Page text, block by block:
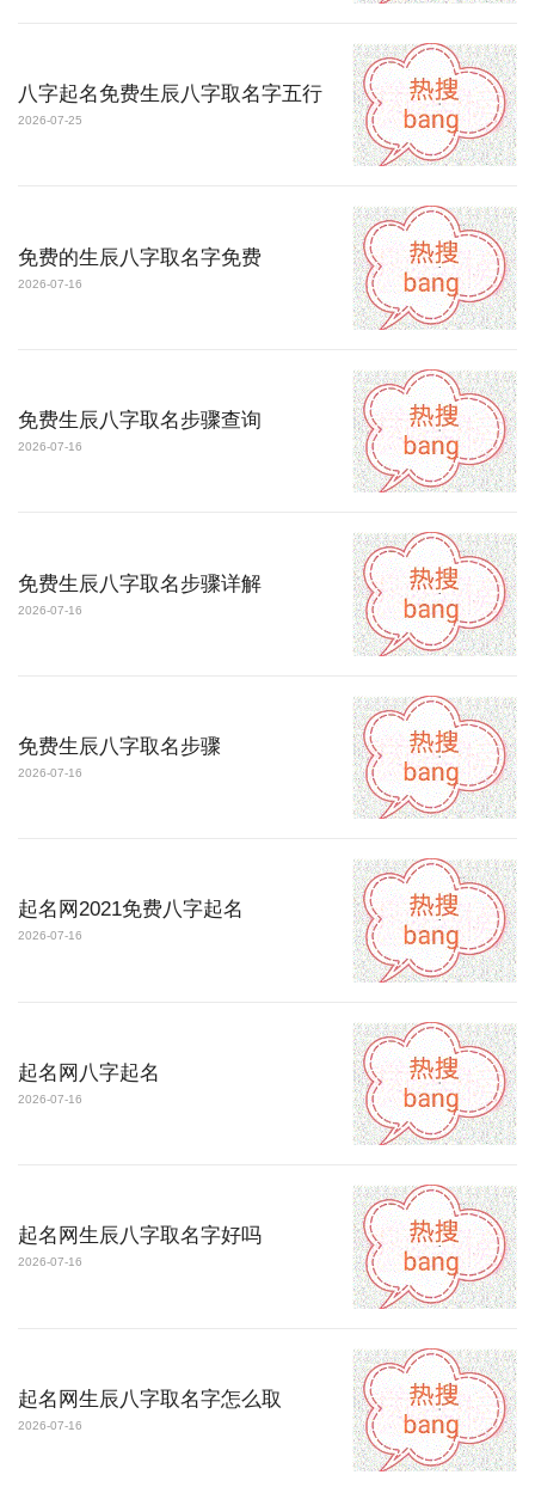
八字起名免费生辰八字取名字五行
2026-07-25
免费的生辰八字取名字免费
2026-07-16
免费生辰八字取名步骤查询
2026-07-16
免费生辰八字取名步骤详解
2026-07-16
免费生辰八字取名步骤
2026-07-16
起名网2021免费八字起名
2026-07-16
起名网八字起名
2026-07-16
起名网生辰八字取名字好吗
2026-07-16
起名网生辰八字取名字怎么取
2026-07-16